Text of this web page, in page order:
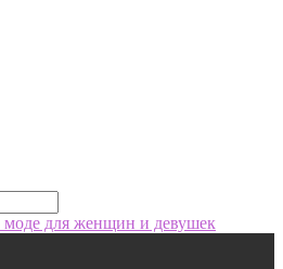
моде для женщин и девушек